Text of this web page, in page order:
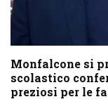
Monfalcone si
scolastico
preziosi per le